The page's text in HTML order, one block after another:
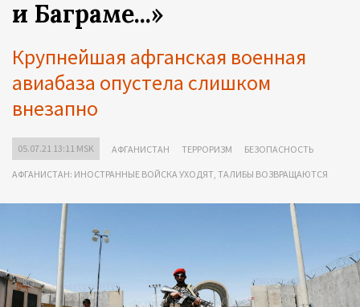
и Баграме...»
Крупнейшая афганская военная
авиабаза опустела слишком
внезапно
05.07.21 13:11 MSK АФГАНИСТАН ТЕРРОРИЗМ БЕЗОПАСНОСТЬ
АФГАНИСТАН: ИНОСТРАННЫЕ ВОЙСКА УХОДЯТ, ТАЛИБЫ ВОЗВРАЩАЮТСЯ